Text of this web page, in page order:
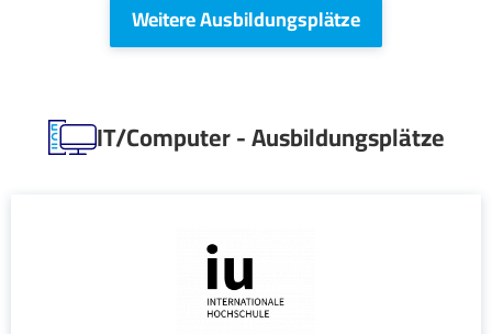
Weitere Ausbildungsplätze
IT/Computer - Ausbildungsplätze